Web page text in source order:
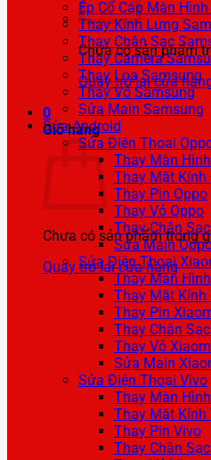
Chưa có sản phẩm
Quay trở lại cửa
0
Giỏ hàng
Chưa có sản phẩm trong
Quay trở lại cửa hàng
Ép Cổ Cáp Màn
Thay Kính Lưng
Thay Chân Sạc
Thay Camera
Thay Loa Samsung
Thay Vỏ Samsung
Sửa Main Samsung
Sửa Android
Sửa Điện Thoại
Thay Màn
Thay Mặt Kính
Thay Pin Oppo
Thay Vỏ Oppo
Thay Chân
Sửa Main
Sửa Điện Thoại
Thay Màn
Thay Mặt Kính
Thay Pin
Thay Chân
Thay Vỏ
Sửa Main
Sửa Điện Thoại Vivo
Thay Màn
Thay Mặt Kính
Thay Pin Vivo
Thay Chân